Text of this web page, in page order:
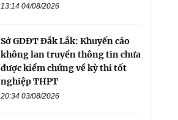
13:14 04/08/2026
Sở GDĐT Đắk Lắk: Khuyến cáo
không lan truyền thông tin chưa
được kiểm chứng về kỳ thi tốt
nghiệp THPT
20:34 03/08/2026